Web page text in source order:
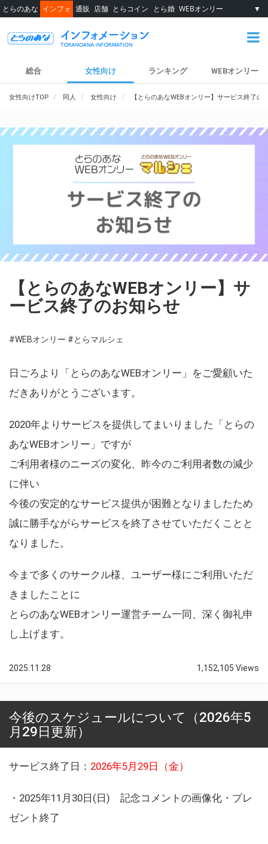
とらのあな インフォ 通販 店舗 とらコイン とら婚 WEBオンリー ▼
総合 女性向け ランキング WEBオンリー
女性向けTOP 同人 女性向け 【とらのあなWEBオンリー】サービス終了の
【とらのあなWEBオンリー】サ
ービス終了のお知らせ
#WEBオンリー #とらマルシェ
日ごろより「とらのあなWEBオンリー」をご愛顧いた
だきありがとうございます。
2020年よりサービスを提供してまいりました「とらの
あなWEBオンリー」ですが
ご利用者様のニーズの変化、昨今のご利用者数の減少
に伴い
今後の安定的なサービス提供が困難となりましたため
誠に勝手ながらサービスを終了させていただくことと
なりました。
今まで多くのサークル様、ユーザー様にご利用いただ
きましたことに
とらのあなWEBオンリー運営チーム一同、深く御礼申
し上げます。
2025.11.28 1,152,105 Views
今後のスケジュールについて（2026年5
月29日更新）
サービス終了日： 2026年5月29日（金）
・2025年11月30日(日) 記念コメントの画像化・プレ
ゼント終了